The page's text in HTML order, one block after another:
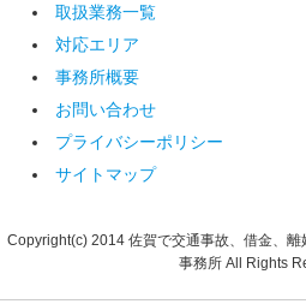
取扱業務一覧
対応エリア
事務所概要
お問い合わせ
プライバシーポリシー
サイトマップ
Copyright(c) 2014 佐賀で交通事故、借金、
事務所 All Rights